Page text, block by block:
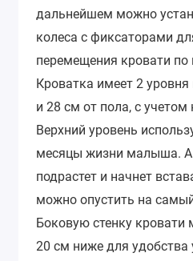
дальнейшем можно
колеса с фиксаторами
перемещения кровати по
Кроватка имеет 2
и 28 см от пола, с учетом
Верхний уровень
месяцы жизни малыша. А
подрастет и начнет
можно опустить на
Боковую стенку кровати
20 см ниже для